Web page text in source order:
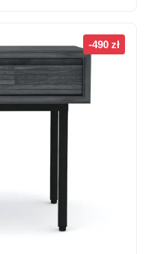
-490 zł